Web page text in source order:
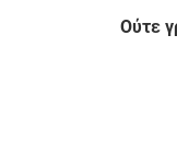
Ούτε